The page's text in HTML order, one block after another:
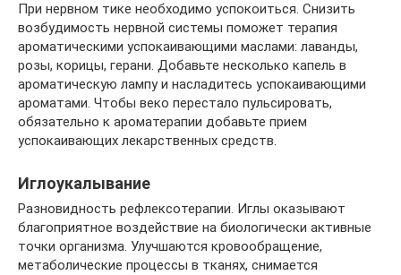
При нервном тике необходимо успокоиться. Снизить
возбудимость нервной системы поможет терапия
ароматическими успокаивающими маслами: лаванды,
розы, корицы, герани. Добавьте несколько капель в
ароматическую лампу и насладитесь успокаивающими
ароматами. Чтобы веко перестало пульсировать,
обязательно к ароматерапии добавьте прием
успокаивающих лекарственных средств.
Иглоукалывание
Разновидность рефлексотерапии. Иглы оказывают
благоприятное воздействие на биологически активные
точки организма. Улучшаются кровообращение,
метаболические процессы в тканях, снимается